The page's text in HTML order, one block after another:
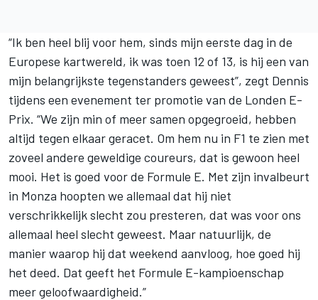
“Ik ben heel blij voor hem, sinds mijn eerste dag in de
Europese kartwereld, ik was toen 12 of 13, is hij een van
mijn belangrijkste tegenstanders geweest”, zegt Dennis
tijdens een evenement ter promotie van de Londen E-
Prix. “We zijn min of meer samen opgegroeid, hebben
altijd tegen elkaar geracet. Om hem nu in F1 te zien met
zoveel andere geweldige coureurs, dat is gewoon heel
mooi. Het is goed voor de Formule E. Met zijn invalbeurt
in Monza hoopten we allemaal dat hij niet
verschrikkelijk slecht zou presteren, dat was voor ons
allemaal heel slecht geweest. Maar natuurlijk, de
manier waarop hij dat weekend aanvloog, hoe goed hij
het deed. Dat geeft het Formule E-kampioenschap
meer geloofwaardigheid.”